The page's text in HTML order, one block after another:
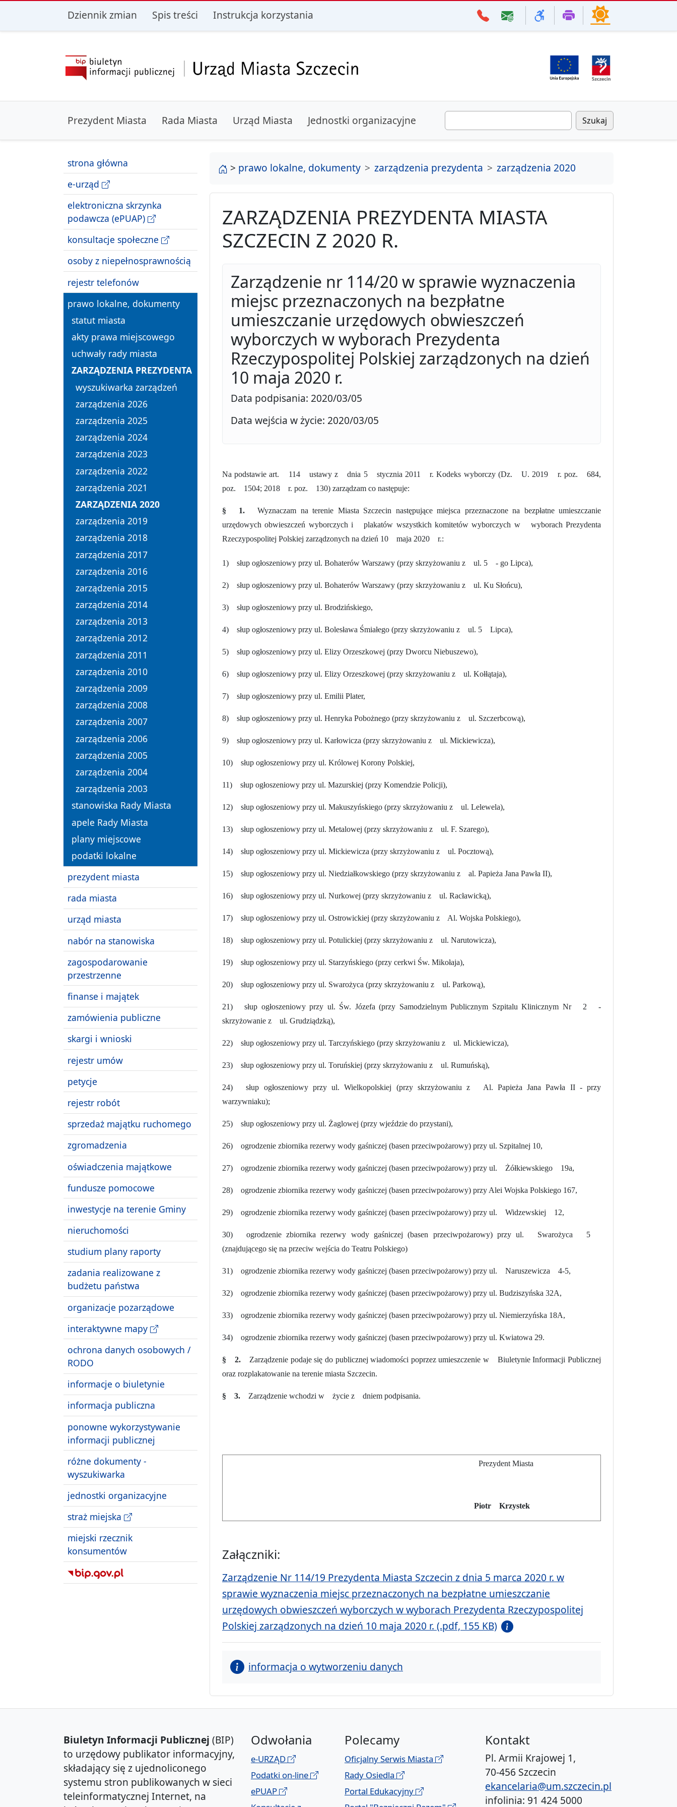
przejdź do głównego menu przejdź do treści
Dziennik zmian Spis treści Instrukcja korzystania
Prezydent Miasta Rada Miasta Urząd Miasta Jednostki organizacyjne Szukaj
strona główna
e-urząd
elektroniczna skrzynka
podawcza (ePUAP)
konsultacje społeczne
osoby z niepełnosprawnością
rejestr telefonów
prawo lokalne, dokumenty
statut miasta
akty prawa miejscowego
uchwały rady miasta
ZARZĄDZENIA PREZYDENTA
wyszukiwarka zarządzeń
zarządzenia 2026
zarządzenia 2025
zarządzenia 2024
zarządzenia 2023
zarządzenia 2022
zarządzenia 2021
ZARZĄDZENIA 2020
zarządzenia 2019
zarządzenia 2018
zarządzenia 2017
zarządzenia 2016
zarządzenia 2015
zarządzenia 2014
zarządzenia 2013
zarządzenia 2012
zarządzenia 2011
zarządzenia 2010
zarządzenia 2009
zarządzenia 2008
zarządzenia 2007
zarządzenia 2006
zarządzenia 2005
zarządzenia 2004
zarządzenia 2003
stanowiska Rady Miasta
apele Rady Miasta
plany miejscowe
podatki lokalne
prezydent miasta
rada miasta
urząd miasta
nabór na stanowiska
zagospodarowanie
przestrzenne
finanse i majątek
zamówienia publiczne
skargi i wnioski
rejestr umów
petycje
rejestr robót
sprzedaż majątku ruchomego
zgromadzenia
oświadczenia majątkowe
fundusze pomocowe
inwestycje na terenie Gminy
nieruchomości
studium plany raporty
zadania realizowane z
budżetu państwa
organizacje pozarządowe
interaktywne mapy
ochrona danych osobowych /
RODO
informacje o biuletynie
informacja publiczna
ponowne wykorzystywanie
informacji publicznej
różne dokumenty -
wyszukiwarka
jednostki organizacyjne
straż miejska
miejski rzecznik
konsumentów
strona główna
> prawo lokalne, dokumenty zarządzenia prezydenta zarządzenia 2020
ZARZĄDZENIA PREZYDENTA MIASTA
SZCZECIN Z 2020 R.
Zarządzenie nr 114/20 w sprawie wyznaczenia
miejsc przeznaczonych na bezpłatne
umieszczanie urzędowych obwieszczeń
wyborczych w wyborach Prezydenta
Rzeczypospolitej Polskiej zarządzonych na dzień
10 maja 2020 r.
Data podpisania: 2020/03/05
Data wejścia w życie: 2020/03/05
Na podstawie art. 114 ustawy z dnia 5 stycznia 2011 r. Kodeks wyborczy (Dz. U. 2019 r. poz. 684,
poz. 1504; 2018 r. poz. 130) zarządzam co następuje:
§ 1. Wyznaczam na terenie Miasta Szczecin następujące miejsca przeznaczone na bezpłatne umieszczanie
urzędowych obwieszczeń wyborczych i plakatów wszystkich komitetów wyborczych w wyborach Prezydenta
Rzeczypospolitej Polskiej zarządzonych na dzień 10 maja 2020 r.:
1) słup ogłoszeniowy przy ul. Bohaterów Warszawy (przy skrzyżowaniu z ul. 5 - go Lipca),
2) słup ogłoszeniowy przy ul. Bohaterów Warszawy (przy skrzyżowaniu z ul. Ku Słońcu),
3) słup ogłoszeniowy przy ul. Brodzińskiego,
4) słup ogłoszeniowy przy ul. Bolesława Śmiałego (przy skrzyżowaniu z ul. 5 Lipca),
5) słup ogłoszeniowy przy ul. Elizy Orzeszkowej (przy Dworcu Niebuszewo),
6) słup ogłoszeniowy przy ul. Elizy Orzeszkowej (przy skrzyżowaniu z ul. Kołłątaja),
7) słup ogłoszeniowy przy ul. Emilii Plater,
8) słup ogłoszeniowy przy ul. Henryka Pobożnego (przy skrzyżowaniu z ul. Szczerbcową),
9) słup ogłoszeniowy przy ul. Karłowicza (przy skrzyżowaniu z ul. Mickiewicza),
10) słup ogłoszeniowy przy ul. Królowej Korony Polskiej,
11) słup ogłoszeniowy przy ul. Mazurskiej (przy Komendzie Policji),
12) słup ogłoszeniowy przy ul. Makuszyńskiego (przy skrzyżowaniu z ul. Lelewela),
13) słup ogłoszeniowy przy ul. Metalowej (przy skrzyżowaniu z ul. F. Szarego),
14) słup ogłoszeniowy przy ul. Mickiewicza (przy skrzyżowaniu z ul. Pocztową),
15) słup ogłoszeniowy przy ul. Niedziałkowskiego (przy skrzyżowaniu z al. Papieża Jana Pawła II),
16) słup ogłoszeniowy przy ul. Nurkowej (przy skrzyżowaniu z ul. Racławicką),
17) słup ogłoszeniowy przy ul. Ostrowickiej (przy skrzyżowaniu z Al. Wojska Polskiego),
18) słup ogłoszeniowy przy ul. Potulickiej (przy skrzyżowaniu z ul. Narutowicza),
19) słup ogłoszeniowy przy ul. Starzyńskiego (przy cerkwi Św. Mikołaja),
20) słup ogłoszeniowy przy ul. Swarożyca (przy skrzyżowaniu z ul. Parkową),
21) słup ogłoszeniowy przy ul. Św. Józefa (przy Samodzielnym Publicznym Szpitalu Klinicznym Nr 2 -
skrzyżowanie z ul. Grudziądzką),
22) słup ogłoszeniowy przy ul. Tarczyńskiego (przy skrzyżowaniu z ul. Mickiewicza),
23) słup ogłoszeniowy przy ul. Toruńskiej (przy skrzyżowaniu z ul. Rumuńską),
24) słup ogłoszeniowy przy ul. Wielkopolskiej (przy skrzyżowaniu z Al. Papieża Jana Pawła II - przy
warzywniaku);
25) słup ogłoszeniowy przy ul. Żaglowej (przy wjeździe do przystani),
26) ogrodzenie zbiornika rezerwy wody gaśniczej (basen przeciwpożarowy) przy ul. Szpitalnej 10,
27) ogrodzenie zbiornika rezerwy wody gaśniczej (basen przeciwpożarowy) przy ul. Żółkiewskiego 19a,
28) ogrodzenie zbiornika rezerwy wody gaśniczej (basen przeciwpożarowy) przy Alei Wojska Polskiego 167,
29) ogrodzenie zbiornika rezerwy wody gaśniczej (basen przeciwpożarowy) przy ul. Widzewskiej 12,
30) ogrodzenie zbiornika rezerwy wody gaśniczej (basen przeciwpożarowy) przy ul. Swarożyca 5
(znajdującego się na przeciw wejścia do Teatru Polskiego)
31) ogrodzenie zbiornika rezerwy wody gaśniczej (basen przeciwpożarowy) przy ul. Naruszewicza 4-5,
32) ogrodzenie zbiornika rezerwy wody gaśniczej (basen przeciwpożarowy) przy ul. Budziszyńska 32A,
33) ogrodzenie zbiornika rezerwy wody gaśniczej (basen przeciwpożarowy) przy ul. Niemierzyńska 18A,
34) ogrodzenie zbiornika rezerwy wody gaśniczej (basen przeciwpożarowy) przy ul. Kwiatowa 29.
§ 2. Zarządzenie podaje się do publicznej wiadomości poprzez umieszczenie w Biuletynie Informacji Publicznej
oraz rozplakatowanie na terenie miasta Szczecin.
§ 3. Zarządzenie wchodzi w życie z dniem podpisania.
Prezydent Miasta
Piotr Krzystek
Załączniki:
Zarządzenie Nr 114/19 Prezydenta Miasta Szczecin z dnia 5 marca 2020 r. w
sprawie wyznaczenia miejsc przeznaczonych na bezpłatne umieszczanie
urzędowych obwieszczeń wyborczych w wyborach Prezydenta Rzeczypospolitej
Polskiej zarządzonych na dzień 10 maja 2020 r. (.pdf, 155 KB)
informacja o wytworzeniu danych
Biuletyn Informacji Publicznej (BIP)
to urzędowy publikator informacyjny,
składający się z ujednoliconego
systemu stron publikowanych w sieci
teleinformatycznej Internet, na
Odwołania
e-URZĄD
Podatki on-line
ePUAP
Polecamy
Oficjalny Serwis Miasta
Rady Osiedla
Portal Edukacyjny
Kontakt
Pl. Armii Krajowej 1,
70-456 Szczecin
ekancelaria@um.szczecin.pl
infolinia: 91 424 5000